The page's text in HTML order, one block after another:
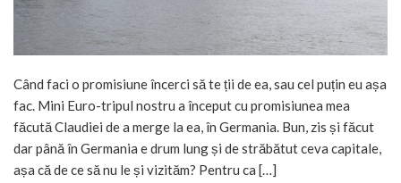
Când faci o promisiune încerci să te ții de ea, sau cel puțin eu așa
fac. Mini Euro-tripul nostru a început cu promisiunea mea
făcută Claudiei de a merge la ea, în Germania. Bun, zis și făcut
dar până în Germania e drum lung și de străbătut ceva capitale,
așa că de ce să nu le și vizităm? Pentru ca […]